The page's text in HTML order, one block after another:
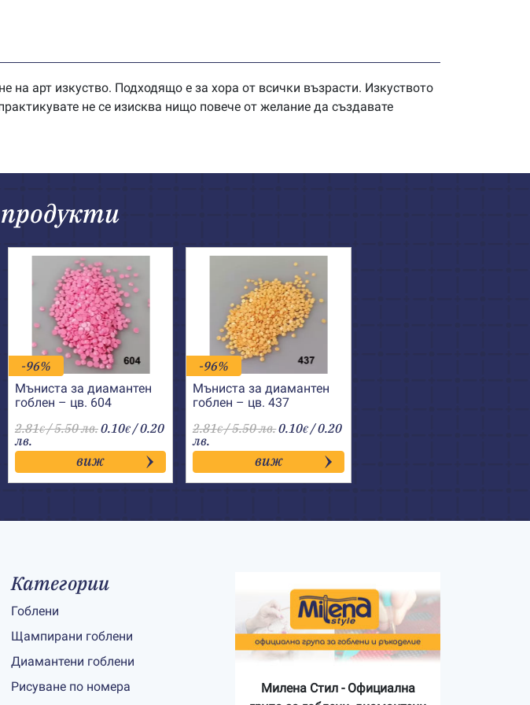
на арт изкуство. Подходящо е за хора от всички възрасти. Изкуството
не се изисква нищо повече от желание да създавате
-96%
Мъниста за диамантен
гоблен – цв. 604
2.81€/ 5.50 лв.0.10€ / 0.20
лв.
виж
-96%
Мъниста за диамантен
гоблен – цв. 437
2.81€/ 5.50 лв.0.10€ / 0.20
лв.
виж
Категории
Гоблени
Щампирани гоблени
Диамантени гоблени
Рисуване по номера
Милена Стил - Официална